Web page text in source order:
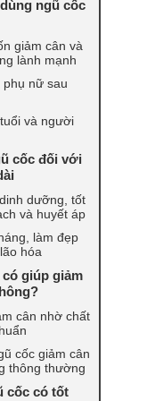
ngũ cốc
giảm cân và
lành mạnh
phụ nữ sau
và người
cốc đối với
dưỡng, tốt
và huyết áp
làm đẹp
hóa
giúp giảm
cân nhờ chất
cốc giảm cân
thông thường
cốc có tốt